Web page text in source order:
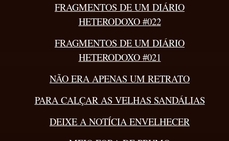
FRAGMENTOS DE UM DIÁRIO
HETERODOXO #022
FRAGMENTOS DE UM DIÁRIO
HETERODOXO #021
NÃO ERA APENAS UM RETRATO
PARA CALÇAR AS VELHAS SANDÁLIAS
DEIXE A NOTÍCIA ENVELHECER